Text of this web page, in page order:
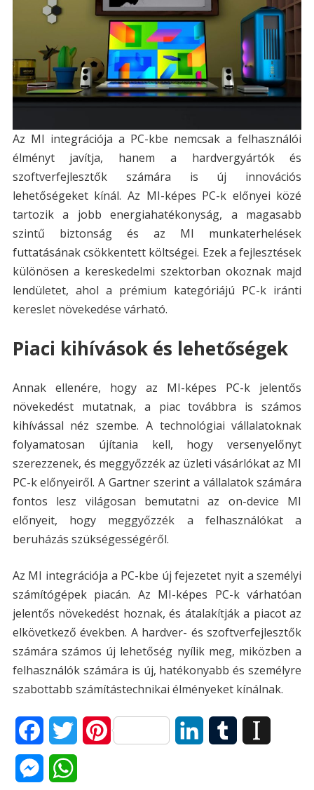
Az MI integrációja a PC-kbe nemcsak a felhasználói
élményt javítja, hanem a hardvergyártók és
szoftverfejlesztők számára is új innovációs
lehetőségeket kínál. Az MI-képes PC-k előnyei közé
tartozik a jobb energiahatékonyság, a magasabb
szintű biztonság és az MI munkaterhelések
futtatásának csökkentett költségei. Ezek a fejlesztések
különösen a kereskedelmi szektorban okoznak majd
lendületet, ahol a prémium kategóriájú PC-k iránti
kereslet növekedése várható​​.
Piaci kihívások és lehetőségek
Annak ellenére, hogy az MI-képes PC-k jelentős
növekedést mutatnak, a piac továbbra is számos
kihívással néz szembe. A technológiai vállalatoknak
folyamatosan újítania kell, hogy versenyelőnyt
szerezzenek, és meggyőzzék az üzleti vásárlókat az MI
PC-k előnyeiről. A Gartner szerint a vállalatok számára
fontos lesz világosan bemutatni az on-device MI
előnyeit, hogy meggyőzzék a felhasználókat a
beruházás szükségességéről​​.
Az MI integrációja a PC-kbe új fejezetet nyit a személyi
számítógépek piacán. Az MI-képes PC-k várhatóan
jelentős növekedést hoznak, és átalakítják a piacot az
elkövetkező években. A hardver- és szoftverfejlesztők
számára számos új lehetőség nyílik meg, miközben a
felhasználók számára is új, hatékonyabb és személyre
szabottabb számítástechnikai élményeket kínálnak.
a
w
P
M